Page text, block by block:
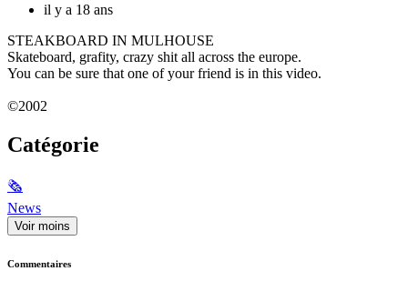
il y a 18 ans
STEAKBOARD IN MULHOUSE
Skateboard, grafity, crazy shit all across the europe.
You can be sure that one of your friend is in this video.
©2002
Catégorie
🗞
News
Voir moins
Commentaires